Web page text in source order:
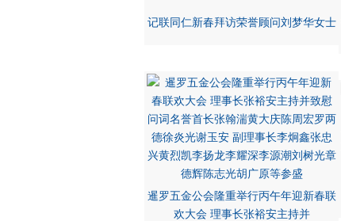
记联同仁新春拜访荣誉顾问刘梦华女士
暹罗五金公会隆重举行丙午年迎新春联
欢大会 理事长张裕安主持并